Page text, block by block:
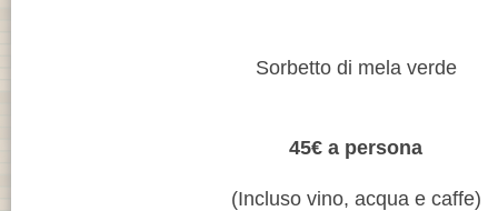
Sorbetto di mela verde
45€ a persona
(Incluso vino, acqua e caffe)